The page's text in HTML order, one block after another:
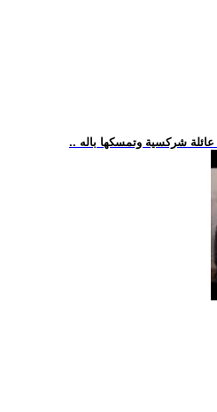
عائلة شركسية وتمسكها باله